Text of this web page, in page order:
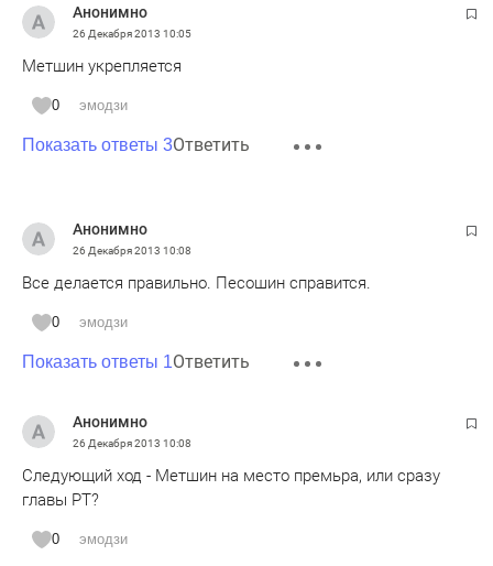
Анонимно
26 Декабря 2013 10:05
Метшин укрепляется
0 эмодзи
Показать ответы 3Ответить
Анонимно
26 Декабря 2013 10:08
Все делается правильно. Песошин справится.
0 эмодзи
Показать ответы 1Ответить
Анонимно
26 Декабря 2013 10:08
Следующий ход - Метшин на место премьра, или сразу
главы РТ?
0 эмодзи